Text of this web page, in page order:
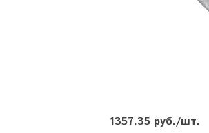
1357.35 руб./шт.